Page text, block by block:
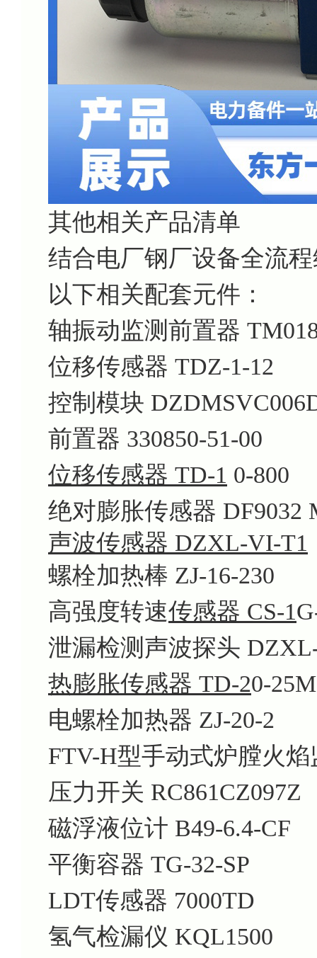
其他相关产品清单
结合电厂钢厂设备全流
以下相关配套元件：
轴振动监测前置器
位移传感器 TDZ-1-12
控制模块
前置器 330850-51-00
位移传感器 TD-1 0-800
绝对膨胀传感器 DF9032
声波传感器 DZXL-VI-T1
螺栓加热棒 ZJ-16-230
高强度转速传感器 CS-1
泄漏检测声波探头
热膨胀传感器 TD-20-
电螺栓加热器 ZJ-20-2
FTV-H型手动式炉膛火
压力开关 RC861CZ097Z
磁浮液位计 B49-6.4-CF
平衡容器 TG-32-SP
LDT传感器 7000TD
氢气检漏仪 KQL1500